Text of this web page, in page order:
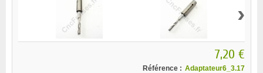
›
7,20 €
Référence : Adaptateur6_3.17